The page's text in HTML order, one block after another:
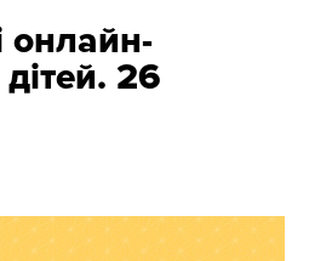
онлайн-
дітей. 26